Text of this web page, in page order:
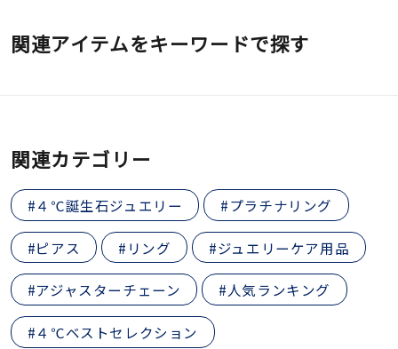
関連アイテムをキーワードで探す
関連カテゴリー
#４℃誕生石ジュエリー #プラチナリング
#ピアス #リング #ジュエリーケア用品
#アジャスターチェーン #人気ランキング
#４℃ベストセレクション